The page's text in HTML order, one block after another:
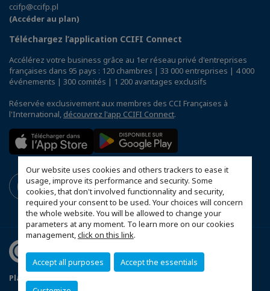
Our website uses cookies and others trackers to ease it
usage, improve its performance and security. Some
cookies, that don't involved functionnality and security,
required your consent to be used. Your choices will concern
the whole website. You will be allowed to change your
parameters at any moment. To learn more on our cookies
management,click on this link.
Accept all purposes Accept the essentials
ccifp@ccifp.pl
(Accéder au plan)
Téléchargez l’application CCIFI Connect
Accélérez votre business grâce au 1er réseau privé d'entreprises
françaises dans 95 pays : 120 chambres | 33 000 entreprises | 4 000
événements | 300 comités | 1 200 avantages exclusifs
Réservée exclusivement aux membres des CCI Françaises à
l'International, découvrez l'app CCIFI Connect.
Plan du site